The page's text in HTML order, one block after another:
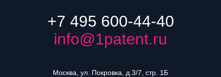
+7 495 600-44-40
info@1patent.ru
Москва, ул. Покровка, д.3/7, стр. 1Б